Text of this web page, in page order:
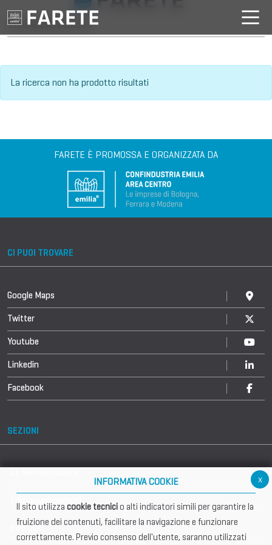
VILLAGGIO DELL'IA
La ricerca non ha prodotto risultati
FARETE È PROMOSSA E ORGANIZZATA DA
CI PUOI TROVARE
Google Maps
Twitter
Youtube
Linkedin
Facebook
SEZIONI
Info utili
x
INFORMATIVA COOKIE
Il sito utilizza cookie tecnicio alti indicatori simili per garantire la
fruizione dei contenuti, facilitare la navigazione e funzionare
correttamente. Previo consenso dell'utente, saranno utilizzati